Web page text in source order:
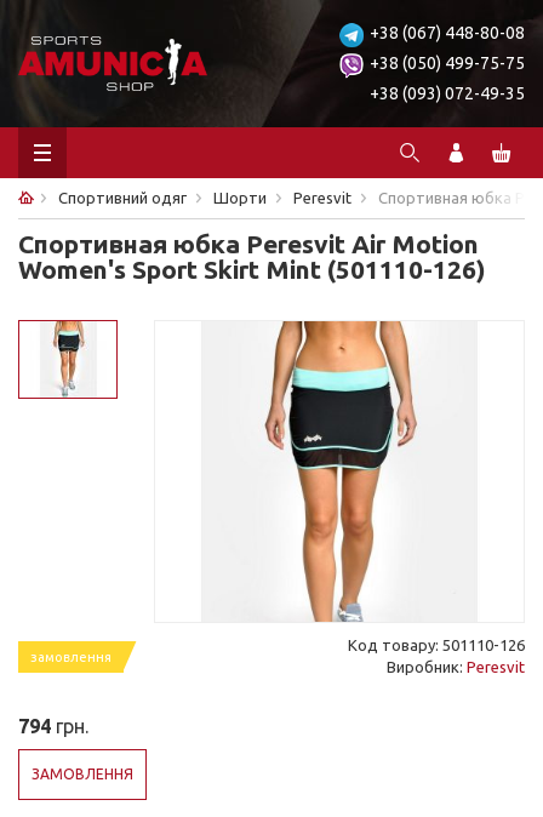
+38 (067) 448-80-08
+38 (050) 499-75-75
+38 (093) 072-49-35
Спортивний одяг Шорти Peresvit Спортивная юбка
Спортивная юбка Peresvit Air Motion
Women's Sport Skirt Mint (501110-126)
замовлення
Код товару: 501110-126
Виробник: Peresvit
794 грн.
ЗАМОВЛЕННЯ